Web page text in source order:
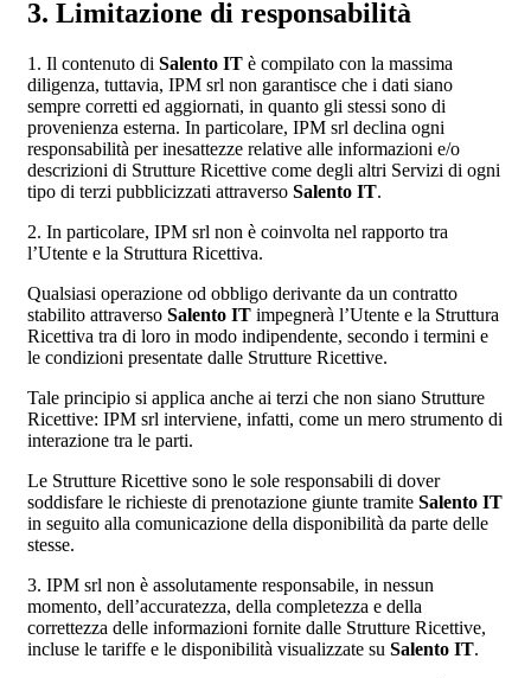
3. Limitazione di responsabilità
1. Il contenuto di Salento IT è compilato con la massima
diligenza, tuttavia, IPM srl non garantisce che i dati siano
sempre corretti ed aggiornati, in quanto gli stessi sono di
provenienza esterna. In particolare, IPM srl declina ogni
responsabilità per inesattezze relative alle informazioni e/o
descrizioni di Strutture Ricettive come degli altri Servizi di ogni
tipo di terzi pubblicizzati attraverso Salento IT.
2. In particolare, IPM srl non è coinvolta nel rapporto tra
l’Utente e la Struttura Ricettiva.
Qualsiasi operazione od obbligo derivante da un contratto
stabilito attraverso Salento IT impegnerà l’Utente e la Struttura
Ricettiva tra di loro in modo indipendente, secondo i termini e
le condizioni presentate dalle Strutture Ricettive.
Tale principio si applica anche ai terzi che non siano Strutture
Ricettive: IPM srl interviene, infatti, come un mero strumento di
interazione tra le parti.
Le Strutture Ricettive sono le sole responsabili di dover
soddisfare le richieste di prenotazione giunte tramite Salento IT
in seguito alla comunicazione della disponibilità da parte delle
stesse.
3. IPM srl non è assolutamente responsabile, in nessun
momento, dell’accuratezza, della completezza e della
correttezza delle informazioni fornite dalle Strutture Ricettive,
incluse le tariffe e le disponibilità visualizzate su Salento IT.